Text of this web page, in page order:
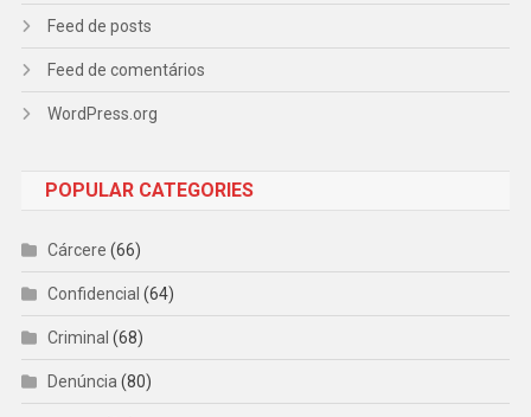
Feed de posts
Feed de comentários
WordPress.org
POPULAR CATEGORIES
Cárcere (66)
Confidencial (64)
Criminal (68)
Denúncia (80)